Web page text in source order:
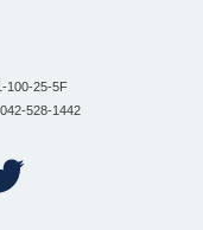
100-25-5F
528-1442